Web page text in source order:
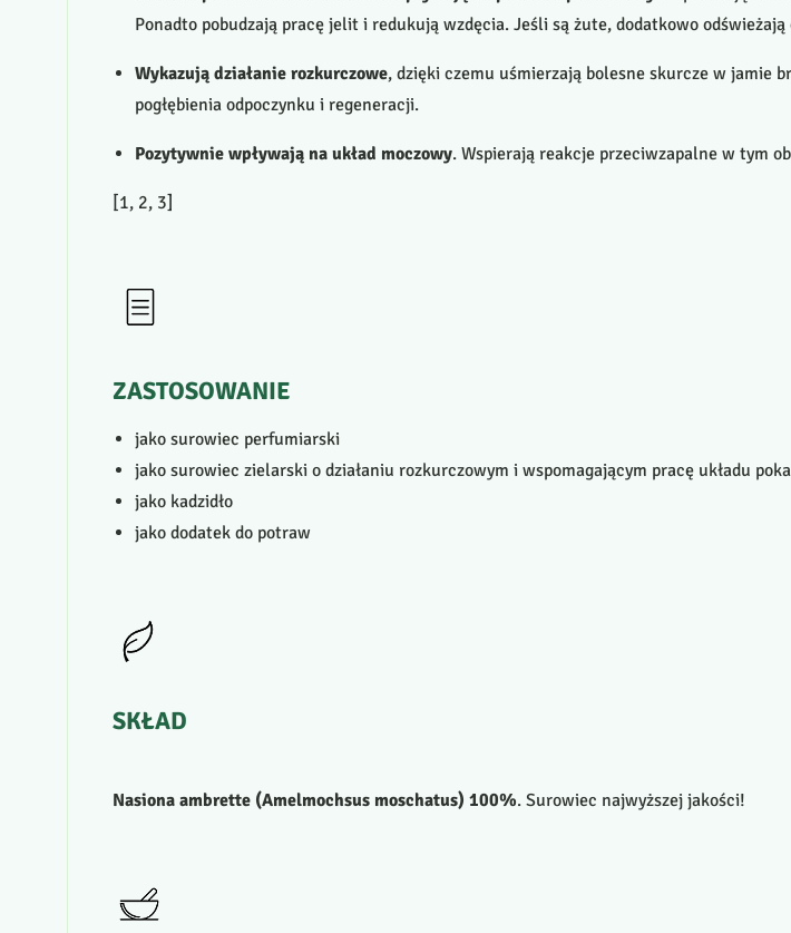
Ponadto pobudzają pracę jelit i redukują wzdęcia. Jeśli są żute, dodatkowo odświeżają
Wykazują działanie rozkurczowe, dzięki czemu uśmierzają bolesne skurcze w jamie
pogłębienia odpoczynku i regeneracji.
Pozytywnie wpływają na układ moczowy. Wspierają reakcje przeciwzapalne w tym
[1, 2, 3]
ZASTOSOWANIE
jako surowiec perfumiarski
jako surowiec zielarski o działaniu rozkurczowym i wspomagającym pracę układu
jako kadzidło
jako dodatek do potraw
SKŁAD
Nasiona ambrette (Amelmochsus moschatus) 100%. Surowiec najwyższej jakości!